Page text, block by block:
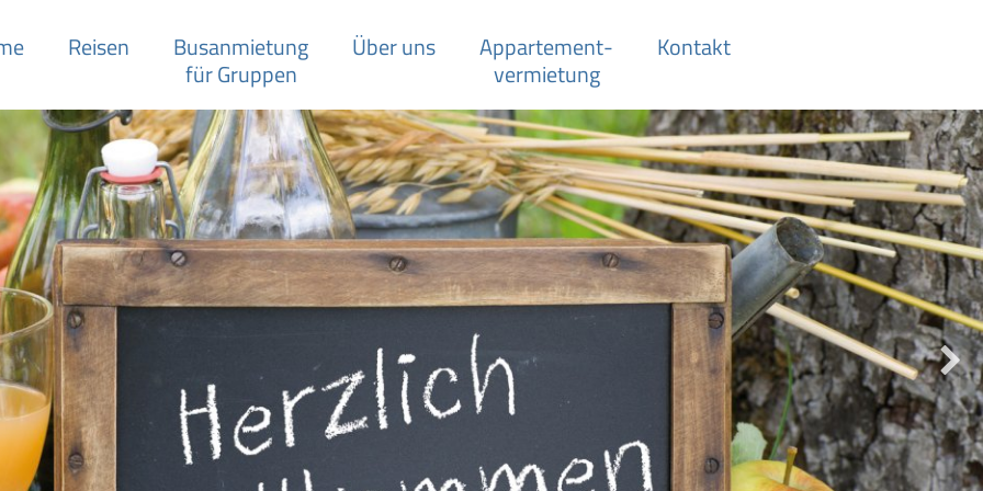
Reisen
Busanmietung
für Gruppen
Über uns
Appartement­-
vermietung
Kontakt